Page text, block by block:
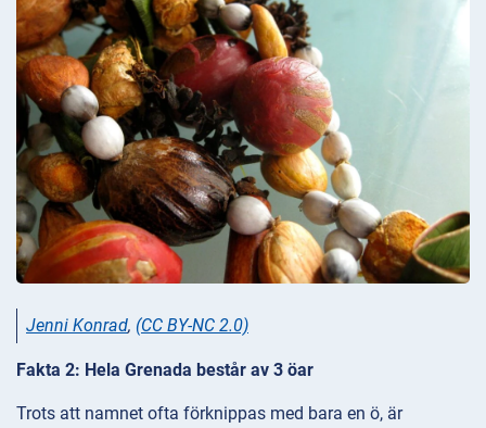
Jenni Konrad, (CC BY-NC 2.0)
Fakta 2: Hela Grenada består av 3 öar
Trots att namnet ofta förknippas med bara en ö, är